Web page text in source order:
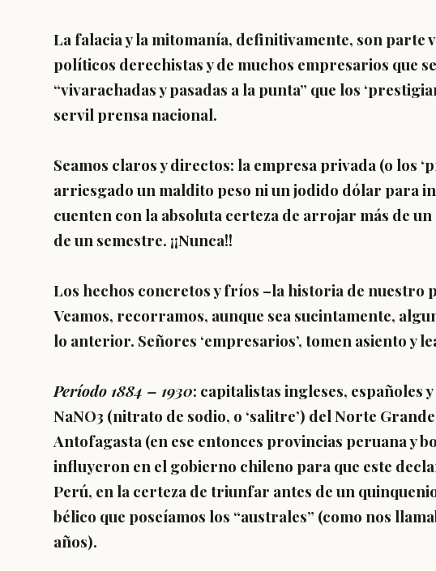
La falacia y la mitomanía, definitivamente, son parte
políticos derechistas y de muchos empresarios que
“vivarachadas y pasadas a la punta” que los
servil prensa nacional.
Seamos claros y directos: la empresa privada (o los
arriesgado un maldito peso ni un jodido dólar para
cuenten con la absoluta certeza de arrojar más de un
de un semestre. ¡¡Nunca!!
Los hechos concretos y fríos –la historia de nuestro
Veamos, recorramos, aunque sea sucintamente,
lo anterior. Señores ‘empresarios’, tomen asiento y
Período 1884 – 1930: capitalistas ingleses, españoles
NaNO3 (nitrato de sodio, o ‘salitre’) del Norte
Antofagasta (en ese entonces provincias peruana y
influyeron en el gobierno chileno para que este
Perú, en la certeza de triunfar antes de un
bélico que poseíamos los “australes” (como nos
años).